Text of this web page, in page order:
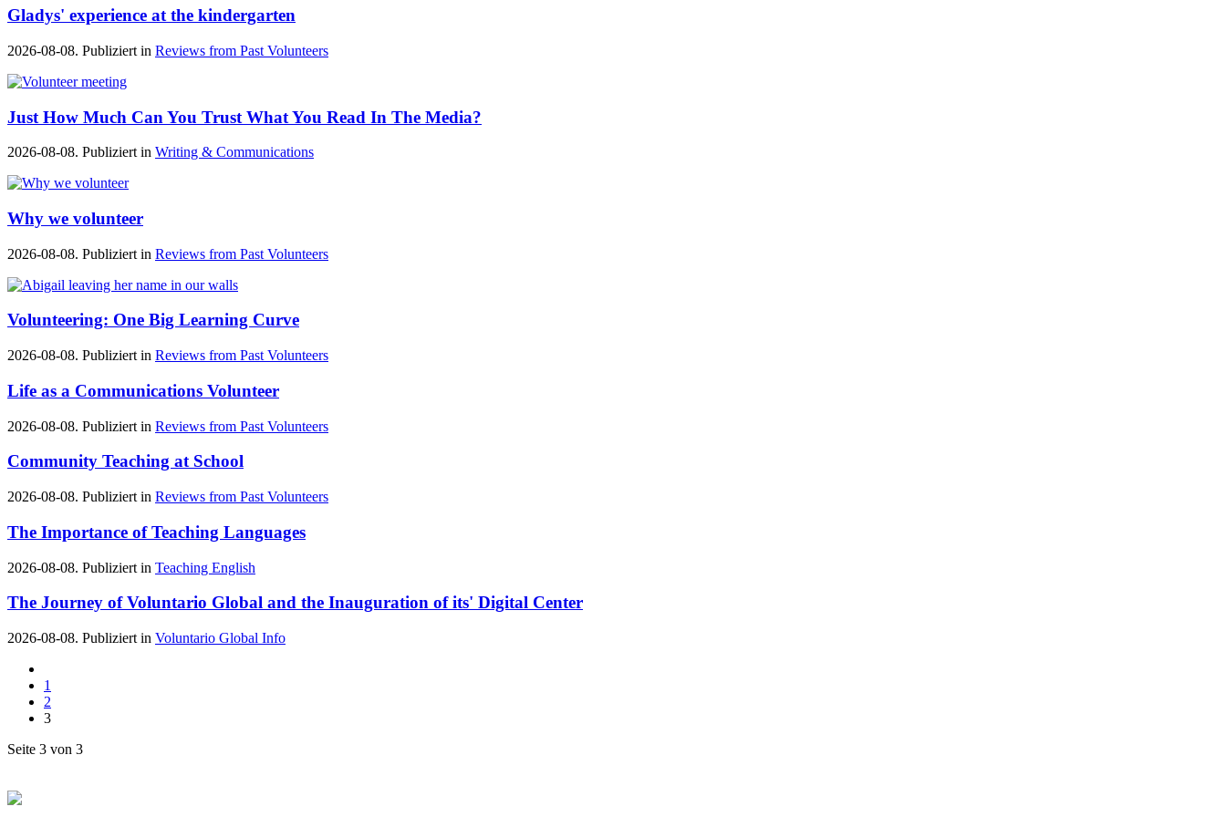
Gladys' experience at the kindergarten
2026-08-08. Publiziert in Reviews from Past Volunteers
Just How Much Can You Trust What You Read In The Media?
2026-08-08. Publiziert in Writing & Communications
Why we volunteer
2026-08-08. Publiziert in Reviews from Past Volunteers
Volunteering: One Big Learning Curve
2026-08-08. Publiziert in Reviews from Past Volunteers
Life as a Communications Volunteer
2026-08-08. Publiziert in Reviews from Past Volunteers
Community Teaching at School
2026-08-08. Publiziert in Reviews from Past Volunteers
The Importance of Teaching Languages
2026-08-08. Publiziert in Teaching English
The Journey of Voluntario Global and the Inauguration of its' Digital Center
2026-08-08. Publiziert in Voluntario Global Info
1
2
3
Seite 3 von 3